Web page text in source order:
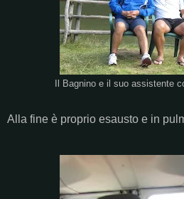
Il Bagnino e il suo assistente
Alla fine è proprio esausto e in